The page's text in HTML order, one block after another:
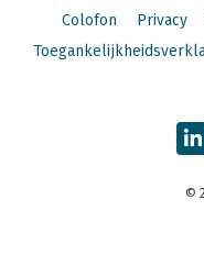
Colofon
Privacy
©